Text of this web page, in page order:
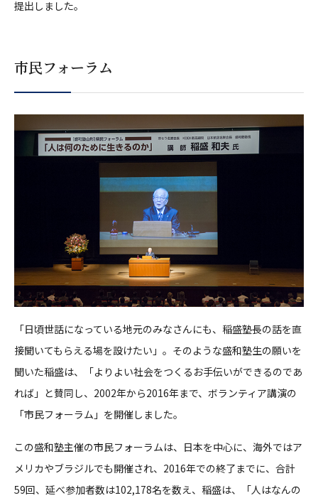
提出しました。
市民フォーラム
「日頃世話になっている地元のみなさんにも、稲盛塾長の話を直
接聞いてもらえる場を設けたい」。そのような盛和塾生の願いを
聞いた稲盛は、「よりよい社会をつくるお手伝いができるのであ
れば」と賛同し、2002年から2016年まで、ボランティア講演の
「市民フォーラム」を開催しました。
この盛和塾主催の市民フォーラムは、日本を中心に、海外ではア
メリカやブラジルでも開催され、2016年での終了までに、合計
59回、延べ参加者数は102,178名を数え、稲盛は、「人はなんの